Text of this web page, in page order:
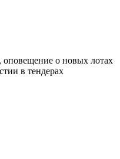
оповещение о новых лотах
в тендерах